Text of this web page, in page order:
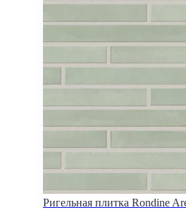
Ригельная плитка Rondine